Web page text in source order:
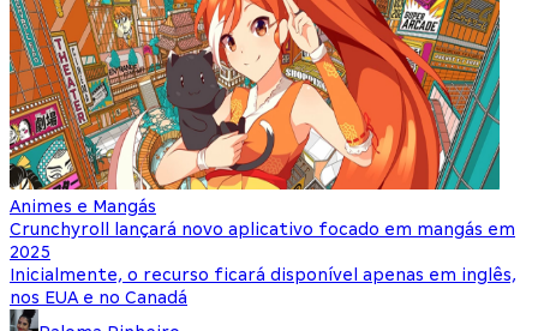
Animes e Mangás
Crunchyroll lançará novo aplicativo focado em mangás em
2025
Inicialmente, o recurso ficará disponível apenas em inglês,
nos EUA e no Canadá